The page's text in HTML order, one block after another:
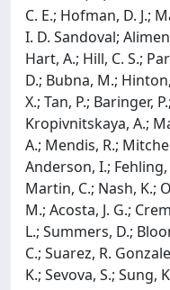
C. E.; Hofman, D. J.;
I. D. Sandoval;
Hart, A.; Hill, C. S.;
D.; Bubna, M.;
X.; Tan, P.; Baringer,
Kropivnitskaya, A.;
A.; Mendis, R.;
Anderson, I.;
Martin, C.; Nash, K.;
M.; Acosta, J. G.;
L.; Summers, D.;
C.; Suarez, R.
K.; Sevova, S.; Sung,